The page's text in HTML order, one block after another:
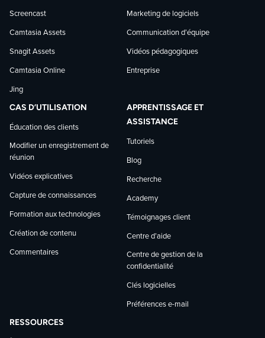
Screencast
Camtasia Assets
Snagit Assets
Camtasia Online
Jing
Marketing de logiciels
Communication d’équipe
Vidéos pédagogiques
Entreprise
CAS D’UTILISATION
Éducation des clients
Modifier un enregistrement de
réunion
Vidéos explicatives
Capture de connaissances
Formation aux technologies
Création de contenu
Commentaires
APPRENTISSAGE ET
ASSISTANCE
Tutoriels
Blog
Recherche
Academy
Témoignages client
Centre d’aide
Centre de gestion de la
confidentialité
Clés logicielles
Préférences e-mail
RESSOURCES